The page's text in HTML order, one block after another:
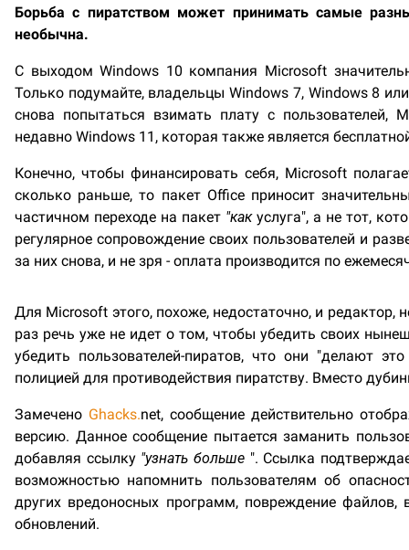
Борьба с пиратством может принимать самые
необычна.
С выходом Windows 10 компания Microsoft
Только подумайте, владельцы Windows 7, Windows 8
снова попытаться взимать плату с пользователей,
недавно Windows 11, которая также является
Конечно, чтобы финансировать себя, Microsoft
сколько раньше, то пакет Office приносит
частичном переходе на пакет "какуслуга", а не тот,
регулярное сопровождение своих пользователей и
за них снова, и не зря - оплата производится по
Для Microsoft этого, похоже, недостаточно, и
раз речь уже не идет о том, чтобы убедить своих
убедить пользователей-пиратов, что они "делают
полицией для противодействия пиратству. Вместо
Замечено Ghacks.net, сообщение действительно
версию. Данное сообщение пытается заманить
добавляя ссылку "узнать больше". Ссылка
возможностью напомнить пользователям об
других вредоносных программ, повреждение
обновлений.